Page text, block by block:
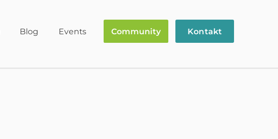
Blog Events Community Kontakt